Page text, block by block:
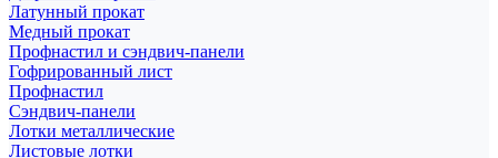
Латунный прокат
Медный прокат
Профнастил и сэндвич-панели
Гофрированный лист
Профнастил
Сэндвич-панели
Лотки металлические
Листовые лотки